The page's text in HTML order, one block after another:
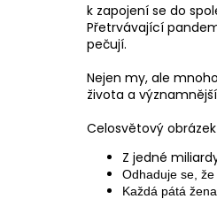
k zapojení se do
Přetrvávající
pečují.
Nejen my, ale
života a
Celosvětový
Z jedné
Odhaduje se,
Každá pátá